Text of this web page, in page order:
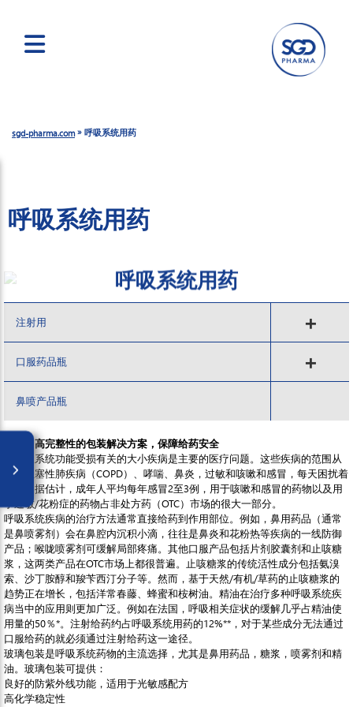
sgd-pharma.com» 呼吸系统用药
呼吸系统用药
呼吸系统用药
注射用
口服药品瓶
鼻喷产品瓶
方便、高完整性的包装解决方案，保障给药安全
与呼吸系统功能受损有关的大小疾病是主要的医疗问题。这些疾病的范围从
慢性阻塞性肺疾病（COPD）、哮喘、鼻炎，过敏和咳嗽和感冒，每天困扰着
患者。据估计，成年人平均每年感冒2至3例，用于咳嗽和感冒的药物以及用
于过敏/花粉症的药物占非处方药（OTC）市场的很大一部分。
呼吸系统疾病的治疗方法通常直接给药到作用部位。例如，鼻用药品（通常
是鼻喷雾剂）会在鼻腔内沉积小滴，往往是鼻炎和花粉热等疾病的一线防御
产品；喉咙喷雾剂可缓解局部疼痛。其他口服产品包括片剂胶囊剂和止咳糖
浆，这两类产品在OTC市场上都很普遍。止咳糖浆的传统活性成分包括氨溴
索、沙丁胺醇和羧苄西汀分子等。然而，基于天然/有机/草药的止咳糖浆的
趋势正在增长，包括洋常春藤、蜂蜜和桉树油。精油在治疗多种呼吸系统疾
病当中的应用则更加广泛。例如在法国，呼吸相关症状的缓解几乎占精油使
用量的50％*。注射给药约占呼吸系统用药的12%**，对于某些成分无法通过
口服给药的就必须通过注射给药这一途径。
玻璃包装是呼吸系统药物的主流选择，尤其是鼻用药品，糖浆，喷雾剂和精
油。玻璃包装可提供：
良好的防紫外线功能，适用于光敏感配方
高化学稳定性